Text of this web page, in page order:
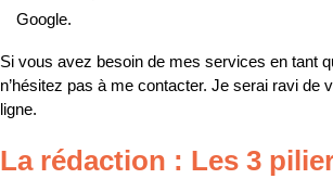
Google.
Si vous avez besoin de mes services en tant
n’hésitez pas à me contacter. Je serai ravi
ligne.
La rédaction : Les 3